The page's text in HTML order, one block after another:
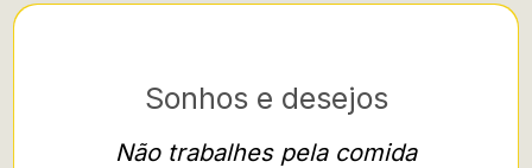
Sonhos e desejos
Não trabalhes pela comida